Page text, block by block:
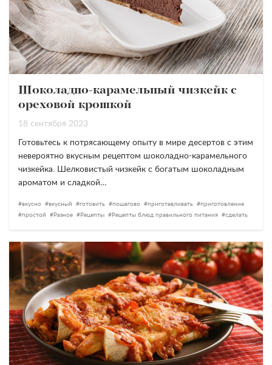
Шоколадно-карамельный чизкейк с
ореховой крошкой
18 сентября 2023
Готовьтесь к потрясающему опыту в мире десертов с этим
невероятно вкусным рецептом шоколадно-карамельного
чизкейка. Шелковистый чизкейк с богатым шоколадным
ароматом и сладкой…
вкусно вкусный готовить пошагово приготавливать
приготовление
простой
Разное Рецепты Рецепты блюд правильного питания сделать